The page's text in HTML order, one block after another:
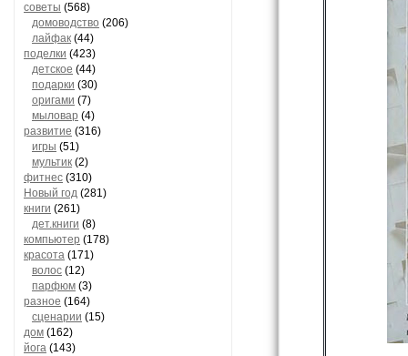
советы (568)
домоводство (206)
лайфак (44)
поделки (423)
детское (44)
подарки (30)
оригами (7)
мыловар (4)
развитие (316)
игры (51)
мультик (2)
фитнес (310)
Новый год (281)
книги (261)
дет.книги (8)
компьютер (178)
красота (171)
волос (12)
парфюм (3)
разное (164)
сценарии (15)
дом (162)
йога (143)